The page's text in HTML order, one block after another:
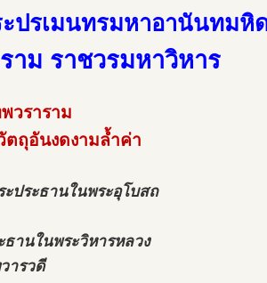
ปรเมนทรมหาอานันทมหิ
าม ราชวรมหาวิหาร
วราราม
ตถุอันงดงามล้ำค่า
ประธานในพระอุโบสถ
านในพระวิหารหลวง
ารวดี